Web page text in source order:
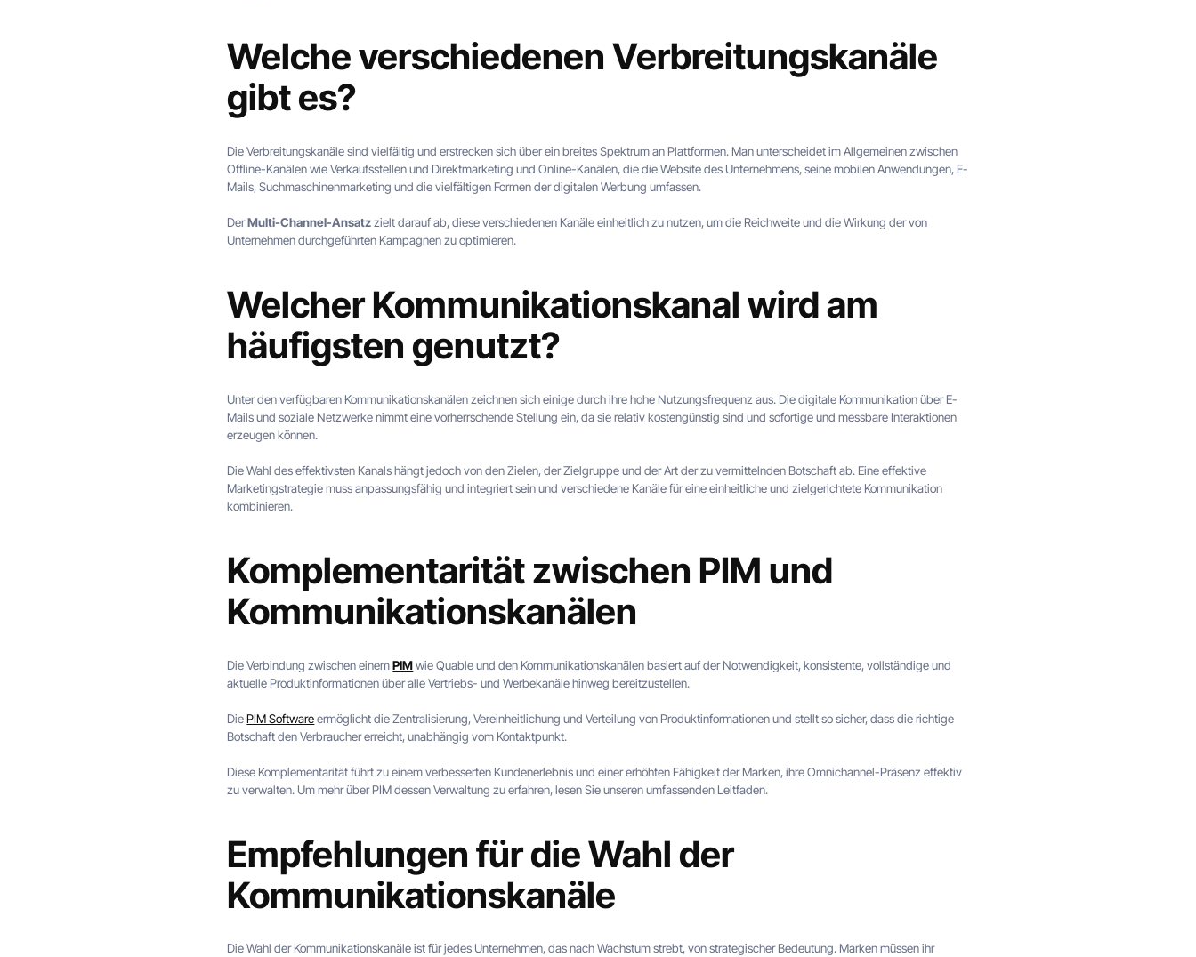
Welche verschiedenen Verbreitungskanäle
gibt es?
Die Verbreitungskanäle sind vielfältig und erstrecken sich über ein breites Spektrum an Plattformen. Man unterscheidet im Allgemeinen zwischen
Offline-Kanälen wie Verkaufsstellen und Direktmarketing und Online-Kanälen, die die Website des Unternehmens, seine mobilen Anwendungen, E-
Mails, Suchmaschinenmarketing und die vielfältigen Formen der digitalen Werbung umfassen.
DerMulti-Channel-Ansatzzielt darauf ab, diese verschiedenen Kanäle einheitlich zu nutzen, um die Reichweite und die Wirkung der von
Unternehmen durchgeführten Kampagnen zu optimieren.
Welcher Kommunikationskanal wird am
häufigsten genutzt?
Unter den verfügbaren Kommunikationskanälen zeichnen sich einige durch ihre hohe Nutzungsfrequenz aus. Die digitale Kommunikation über E-
Mails und soziale Netzwerke nimmt eine vorherrschende Stellung ein, da sie relativ kostengünstig sind und sofortige und messbare Interaktionen
erzeugen können.
Die Wahl des effektivsten Kanals hängt jedoch von den Zielen, der Zielgruppe und der Art der zu vermittelnden Botschaft ab. Eine effektive
Marketingstrategie muss anpassungsfähig und integriert sein und verschiedene Kanäle für eine einheitliche und zielgerichtete Kommunikation
kombinieren.
Komplementarität zwischen PIM und
Kommunikationskanälen
Die Verbindung zwischen einemPIMwie Quable und den Kommunikationskanälen basiert auf der Notwendigkeit, konsistente, vollständige und
aktuelle Produktinformationen über alle Vertriebs- und Werbekanäle hinweg bereitzustellen.
DiePIM Softwareermöglicht die Zentralisierung, Vereinheitlichung und Verteilung von Produktinformationen und stellt so sicher, dass die richtige
Botschaft den Verbraucher erreicht, unabhängig vom Kontaktpunkt.
Diese Komplementarität führt zu einem verbesserten Kundenerlebnis und einer erhöhten Fähigkeit der Marken, ihre Omnichannel-Präsenz effektiv
zu verwalten. Um mehr über PIM dessen Verwaltung zu erfahren, lesen Sie unseren umfassenden Leitfaden.
Empfehlungen für die Wahl der
Kommunikationskanäle
Die Wahl der Kommunikationskanäle ist für jedes Unternehmen, das nach Wachstum strebt, von strategischer Bedeutung. Marken müssen ihr